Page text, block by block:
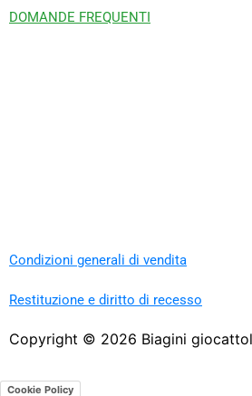
DOMANDE FREQUENTI
Condizioni generali di vendita
Restituzione e diritto di recesso
Copyright © 2026 Biagini
Cookie Policy